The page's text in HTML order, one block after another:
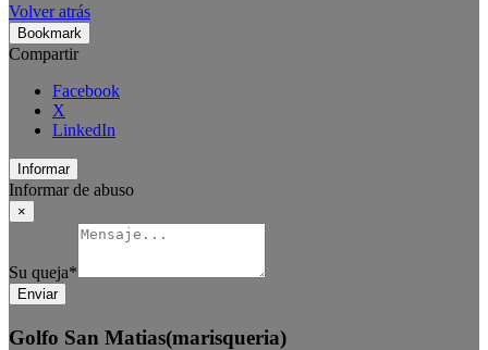
Volver atrás
Bookmark
Compartir
Facebook
X
LinkedIn
Informar
Informar de abuso
×
Su queja*
Enviar
Golfo San Matias(marisqueria)